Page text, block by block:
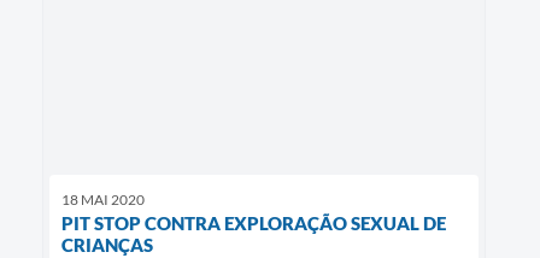
18 MAI 2020
PIT STOP CONTRA EXPLORAÇÃO SEXUAL DE
CRIANÇAS